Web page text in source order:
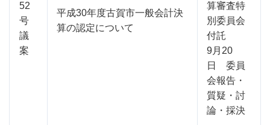
52
号
議
案
平成30年度古賀市一般会計決
算の認定について
算審査特
別委員会
付託
9月20
日 委員
会報告・
質疑・討
論・採決